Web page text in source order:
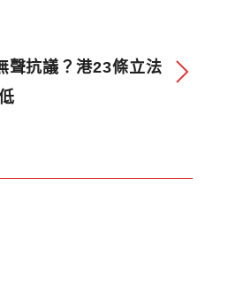
聲抗議？港23條立法